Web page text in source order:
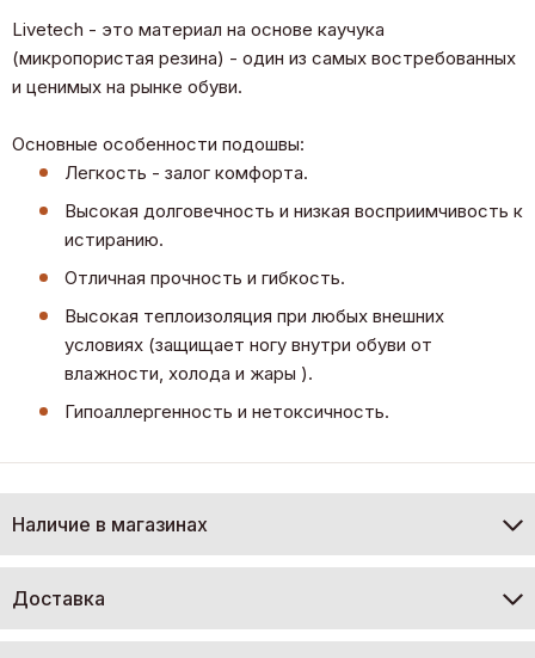
Livetech - это материал на основе каучука
(микропористая резина) - один из самых востребованных
и ценимых на рынке обуви.
Основные особенности подошвы:
Легкость - залог комфорта.
Высокая долговечность и низкая восприимчивость к
истиранию.
Отличная прочность и гибкость.
Высокая теплоизоляция при любых внешних
условиях (защищает ногу внутри обуви от
влажности, холода и жары ).
Гипоаллергенность и нетоксичность.
Наличие в магазинах
Доставка